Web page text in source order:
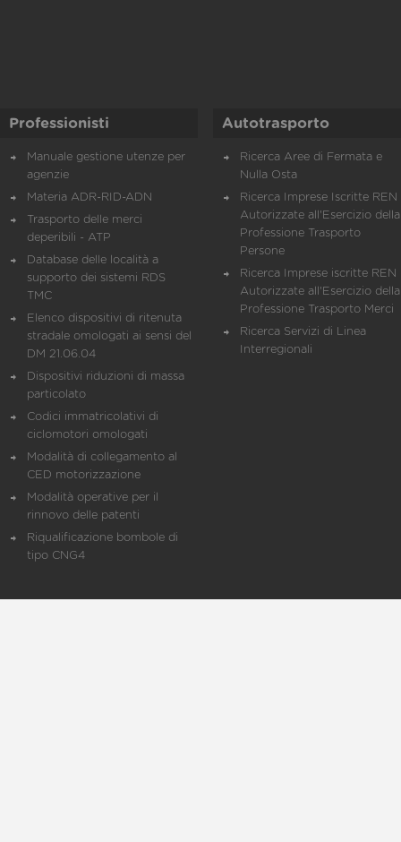
Professionisti
Manuale gestione utenze per
agenzie
Materia ADR-RID-ADN
Trasporto delle merci
deperibili - ATP
Database delle località a
supporto dei sistemi RDS
TMC
Elenco dispositivi di ritenuta
stradale omologati ai sensi del
DM 21.06.04
Dispositivi riduzioni di massa
particolato
Codici immatricolativi di
ciclomotori omologati
Modalità di collegamento al
CED motorizzazione
Modalità operative per il
rinnovo delle patenti
Riqualificazione bombole di
tipo CNG4
Autotrasporto
Ricerca Aree di Fermata e
Nulla Osta
Ricerca Imprese Iscritte REN
Autorizzate all'Esercizio della
Professione Trasporto
Persone
Ricerca Imprese iscritte REN
Autorizzate all'Esercizio della
Professione Trasporto Merci
Ricerca Servizi di Linea
Interregionali